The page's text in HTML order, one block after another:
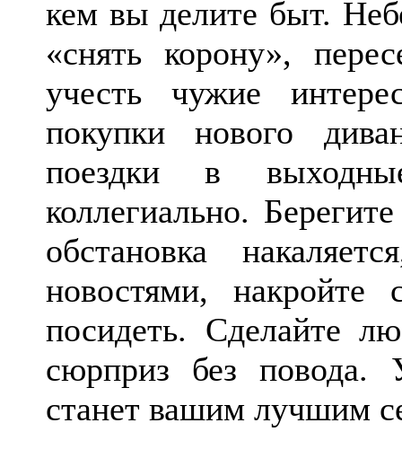
кем вы делите быт.
«снять корону»,
учесть чужие
покупки нового
поездки в
коллегиально.
обстановка
новостями, накройте
посидеть. Сделайте
сюрприз без повода.
станет вашим лучшим